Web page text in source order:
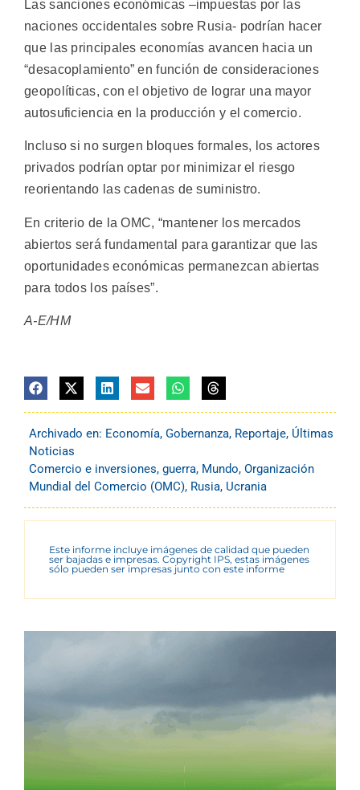
Las sanciones económicas –impuestas por las
naciones occidentales sobre Rusia- podrían hacer
que las principales economías avancen hacia un
“desacoplamiento” en función de consideraciones
geopolíticas, con el objetivo de lograr una mayor
autosuficiencia en la producción y el comercio.
Incluso si no surgen bloques formales, los actores
privados podrían optar por minimizar el riesgo
reorientando las cadenas de suministro.
En criterio de la OMC, “mantener los mercados
abiertos será fundamental para garantizar que las
oportunidades económicas permanezcan abiertas
para todos los países”.
A-E/HM
Archivado en: Economía, Gobernanza, Reportaje, Últimas
Noticias
Comercio e inversiones, guerra, Mundo, Organización
Mundial del Comercio (OMC), Rusia, Ucrania
Este informe incluye imágenes de calidad que pueden
ser bajadas e impresas. Copyright IPS, estas imágenes
sólo pueden ser impresas junto con este informe